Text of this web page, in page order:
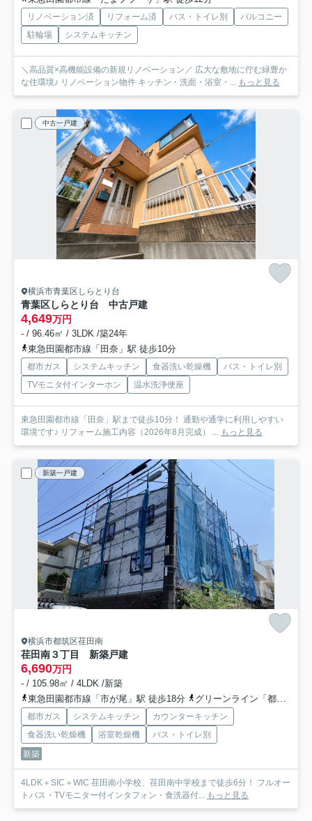
リノベーション済 リフォーム済 バス・トイレ別
バルコニー
駐輪場
システムキッチン
＼高品質×高機能設備の新規リノベーション／ 広大な敷地に佇む緑豊か
な住環境♪ リノベーション物件 キッチン・洗面・浴室・...
もっと見る
中古一戸建
横浜市青葉区しらとり台
青葉区しらとり台 中古戸建
4,649万円
- / 96.46㎡ / 3LDK /築24年
東急田園都市線「田奈」駅 徒歩10分
都市ガス システムキッチン 食器洗い乾燥機
バス・トイレ別
TVモニタ付インターホン
温水洗浄便座
東急田園都市線「田奈」駅まで徒歩10分！ 通勤や通学に利用しやすい
環境です♪ リフォーム施工内容（2026年8月完成） ...
もっと見る
新築一戸建
横浜市都筑区荏田南
荏田南３丁目 新築戸建
6,690万円
- / 105.98㎡ / 4LDK /新築
東急田園都市線「市が尾」駅 徒歩18分
グリーンライン「都筑ふれあいの丘」駅 徒歩19分
都市ガス システムキッチン
カウンターキッチン
食器洗い乾燥機
浴室乾燥機
バス・トイレ別
新築
4LDK＋SIC＋WIC 荏田南小学校、荏田南中学校まで徒歩6分！ フルオー
トバス・TVモニター付インタフォン・食洗器付... もっと見る